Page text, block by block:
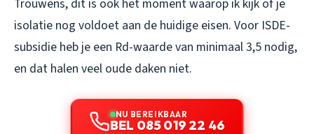
Trouwens, dit is ook het moment waarop ik kijk of je
isolatie nog voldoet aan de huidige eisen. Voor ISDE-
subsidie heb je een Rd-waarde van minimaal 3,5 nodig,
en dat halen veel oude daken niet.
NU BEREIKBAAR
BEL 085 019 22 46